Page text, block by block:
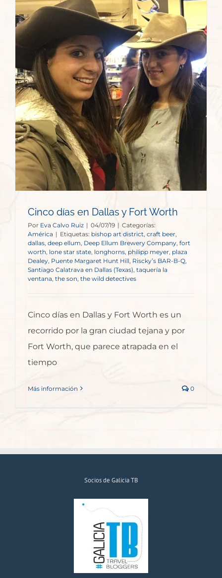
Cinco días en Dallas y Fort Worth
Por Eva Calvo Ruiz | 04/07/19 | Categorías:
América | Etiquetas: bishop art district craft beer,
dallas, deep ellum, Deep Ellum Brewery Company fort
worth lone star state, longhorns, philipp meyer plaza
Dealey Puente Margaret Hunt Hill Riscky’s BAR-B-Q,
Santiago Calatrava en Dallas (Texas) taquería la
ventana the son, the wild detectives
Cinco días en Dallas y Fort Worth es un
recorrido por la gran ciudad tejana y por
Fort Worth, que parece atrapada en el
tiempo
Más información 0
Socios de Galicia TB